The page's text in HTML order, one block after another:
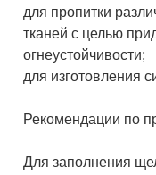
для пропитки
тканей с целью
огнеустойчивости;
для изготовления
Рекомендации по
Для заполнения